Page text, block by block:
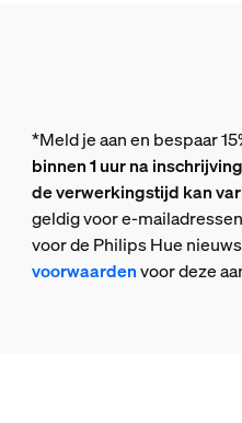
*Meld je aan en bespaar
binnen 1 uur na
de verwerkingstijd kan
geldig voor e-
voor de Philips Hue
voorwaardenvoor deze